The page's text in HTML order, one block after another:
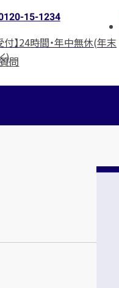
15-1234
付】24時間・年中無休(年末
)問